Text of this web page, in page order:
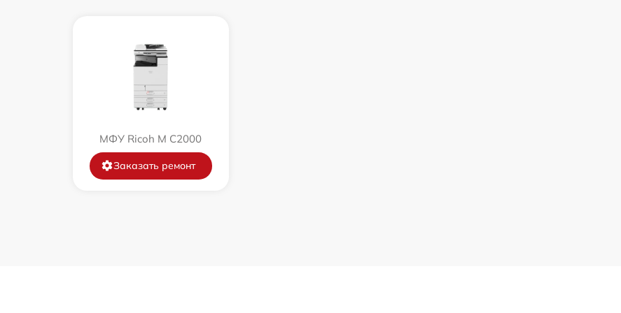
МФУ Ricoh M C2000
Заказать ремонт